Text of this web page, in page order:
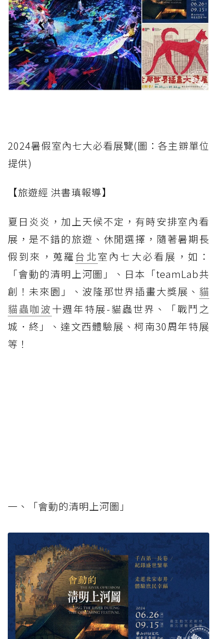
2024暑假室內七大必看展覽(圖：各主辧單位
提供)
【旅遊經 洪書瑱報導】
夏日炎炎，加上天候不定，有時安排室內看
展，是不錯的旅遊、休閒選擇，隨著暑期長
假到來，蒐羅台北室內七大必看展，如：
「會動的清明上河圖」、日本「teamLab共
創！未來園」、波隆那世界插畫大獎展、 貓
貓蟲咖波十週年特展-貓蟲世界、「戰鬥之
城．終」、達文西體驗展、柯南30周年特展
等！
一、「會動的清明上河圖」